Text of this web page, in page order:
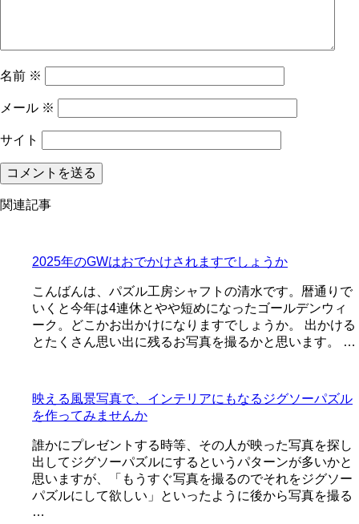
名前 ※
メール ※
サイト
関連記事
2025年のGWはおでかけされますでしょうか
こんばんは、パズル工房シャフトの清水です。暦通りで
いくと今年は4連休とやや短めになったゴールデンウィ
ーク。どこかお出かけになりますでしょうか。 出かける
とたくさん思い出に残るお写真を撮るかと思います。 …
映える風景写真で、インテリアにもなるジグソーパズル
を作ってみませんか
誰かにプレゼントする時等、その人が映った写真を探し
出してジグソーパズルにするというパターンが多いかと
思いますが、「もうすぐ写真を撮るのでそれをジグソー
パズルにして欲しい」といったように後から写真を撮る
…